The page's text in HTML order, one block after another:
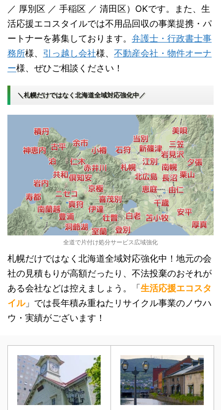
／ 厚別区 ／ 手稲区 ／ 清田区）OKです。また、生
活応援エコスタイルでは不用品回収の事業提携・パ
ートナーを募集しております。 弁護士・行政書士事
務所様、 引っ越し会社様、 不動産会社・物件オーナ
ー様、ぜひご相談ください！
＼札幌だけではなく北海道全域対応強化中／
全道で片付け処分サービス広域強化
札幌だけではなく北海道全域対応強化中！地元の会
社の見積もりが高額だったり、不法投棄のおそれが
ある会社などは控えましょう。「生活応援エコスタ
イル」では長年積み重ねたリサイクル事業のノウハ
ウ・実績がございます！